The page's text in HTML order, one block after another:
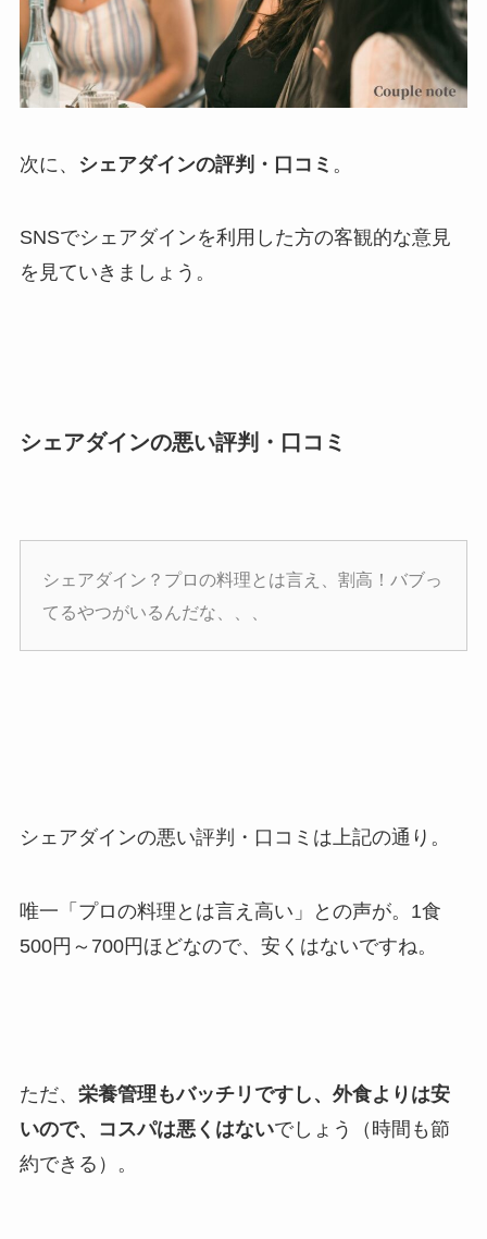
次に、 シェアダインの評判・口コミ 。
SNSでシェアダインを利用した方の客観的な意見
を見ていきましょう。
シェアダインの悪い評判・口コミ
シェアダイン？プロの料理とは言え、割高！バブっ
てるやつがいるんだな、、、
シェアダインの悪い評判・口コミは上記の通り。
唯一「プロの料理とは言え高い」との声が。1食
500円～700円ほどなので、安くはないですね。
ただ、 栄養管理もバッチリですし、外食よりは安
いので、コスパは悪くはないでしょう（時間も節
約できる）。